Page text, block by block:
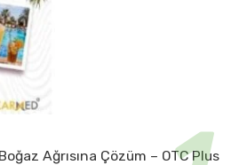
Ağrısına Çözüm – OTC Plus